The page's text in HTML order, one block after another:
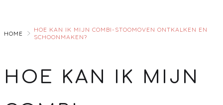
Main
HOME
HOE KAN IK MIJN COMBI-STOOMOVEN ONTKALKEN EN
SCHOONMAKEN?
HOE KAN IK MIJN